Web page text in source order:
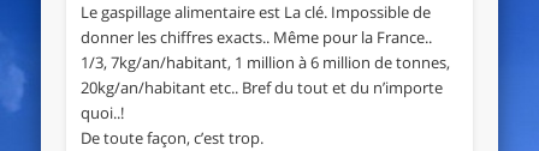
Le gaspillage alimentaire est La clé. Impossible de
donner les chiffres exacts.. Même pour la France..
1/3, 7kg/an/habitant, 1 million à 6 million de tonnes,
20kg/an/habitant etc.. Bref du tout et du n’importe
quoi..!
De toute façon, c’est trop.